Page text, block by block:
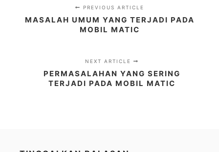
PREVIOUS ARTICLE
MASALAH UMUM YANG TERJADI PADA
MOBIL MATIC
NEXT ARTICLE
PERMASALAHAN YANG SERING
TERJADI PADA MOBIL MATIC